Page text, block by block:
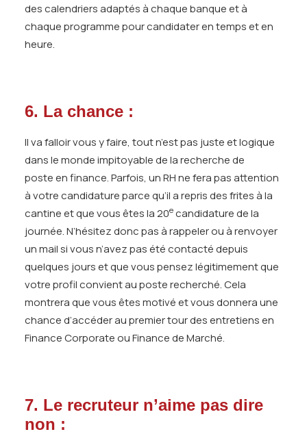
des calendriers adaptés à chaque banque et à
chaque programme pour candidater en temps et en
heure.
6. La chance :
Il va falloir vous y faire, tout n’est pas juste et logique
dans le monde impitoyable de la recherche de
poste en finance. Parfois, un RH ne fera pas attention
à votre candidature parce qu’il a repris des frites à la
cantine et que vous êtes la 20e candidature de la
journée. N’hésitez donc pas à rappeler ou à renvoyer
un mail si vous n’avez pas été contacté depuis
quelques jours et que vous pensez légitimement que
votre profil convient au poste recherché. Cela
montrera que vous êtes motivé et vous donnera une
chance d’accéder au premier tour des entretiens en
Finance Corporate ou Finance de Marché.
7. Le recruteur n’aime pas dire
non :